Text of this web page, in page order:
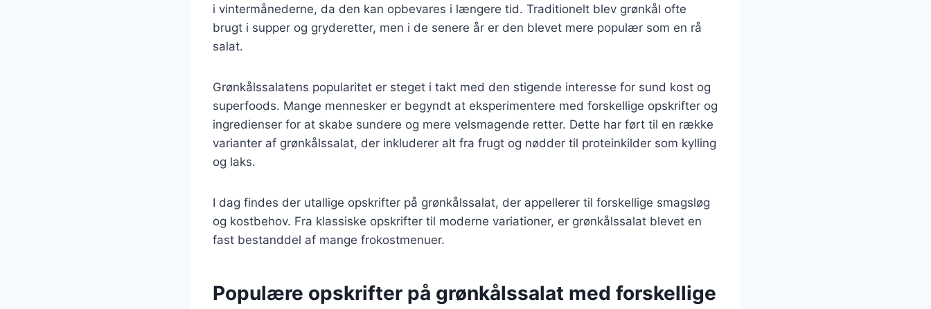
i vintermånederne, da den kan opbevares i længere tid. Traditionelt blev grønkål ofte
brugt i supper og gryderetter, men i de senere år er den blevet mere populær som en rå
salat.
Grønkålssalatens popularitet er steget i takt med den stigende interesse for sund kost og
superfoods. Mange mennesker er begyndt at eksperimentere med forskellige opskrifter og
ingredienser for at skabe sundere og mere velsmagende retter. Dette har ført til en række
varianter af grønkålssalat, der inkluderer alt fra frugt og nødder til proteinkilder som kylling
og laks.
I dag findes der utallige opskrifter på grønkålssalat, der appellerer til forskellige smagsløg
og kostbehov. Fra klassiske opskrifter til moderne variationer, er grønkålssalat blevet en
fast bestanddel af mange frokostmenuer.
Populære opskrifter på grønkålssalat med forskellige